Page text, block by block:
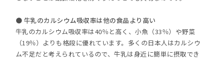
● 牛乳のカルシウム吸収率は他の食品より高い
牛乳のカルシウム吸収率は40％と高く、小魚（33％）や野菜
（19％）よりも格段に優れています。多くの日本人はカルシウ
ム不足だと考えられているので、牛乳は身近に簡単に摂取でき